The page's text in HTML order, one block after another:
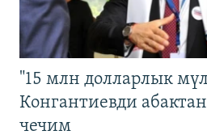
"15 млн долларлык
Конгантиевди
чечим